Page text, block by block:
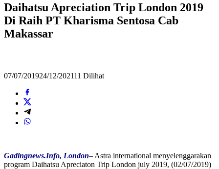
Daihatsu Apreciation Trip London 2019
Di Raih PT Kharisma Sentosa Cab
Makassar
07/07/201924/12/202111 Dilihat
Gadingnews.Info, London– Astra international menyelenggarakan
program Daihatsu Apreciaton Trip London july 2019, (02/07/2019)